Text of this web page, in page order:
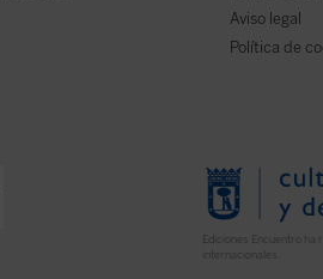
Aviso legal
Política de
Ediciones Encuentro